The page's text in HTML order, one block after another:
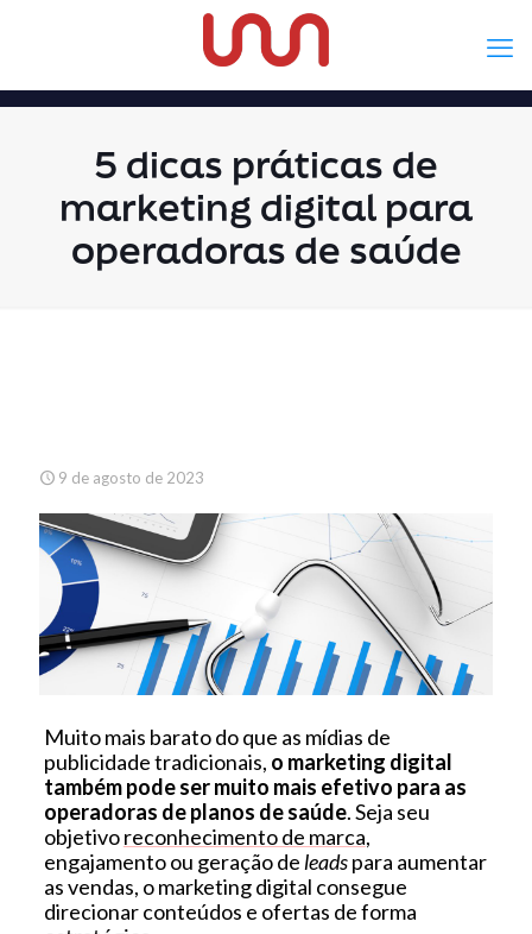
5 dicas práticas de
marketing digital para
operadoras de saúde
9 de agosto de 2023
Muito mais barato do que as mídias de
publicidade tradicionais, o marketing digital
também pode ser muito mais efetivo para as
operadoras de planos de saúde. Seja seu
objetivoreconhecimento de marca,
engajamento ou geração de leadspara aumentar
as vendas, o marketing digital consegue
direcionar conteúdos e ofertas de forma